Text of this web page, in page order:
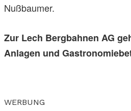
Nußbaumer.
Zur Lech Bergbahnen AG
Anlagen und
WERBUNG